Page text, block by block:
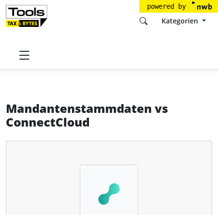
powered by
Kategorien
Startseite
Mandantenstammdaten vs
ConnectCloud